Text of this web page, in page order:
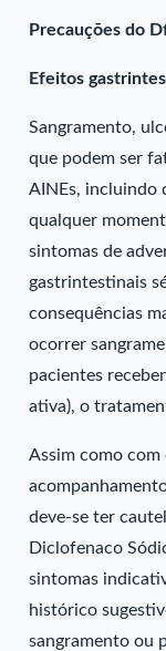
Precauções do
Efeitos
Sangramento,
que podem ser
AINEs, incluindo
qualquer
sintomas de
gastrintestinais
consequências
ocorrer
pacientes
ativa), o
Assim como
deve-se ter
Diclofenaco
sintomas
histórico
sangramento ou